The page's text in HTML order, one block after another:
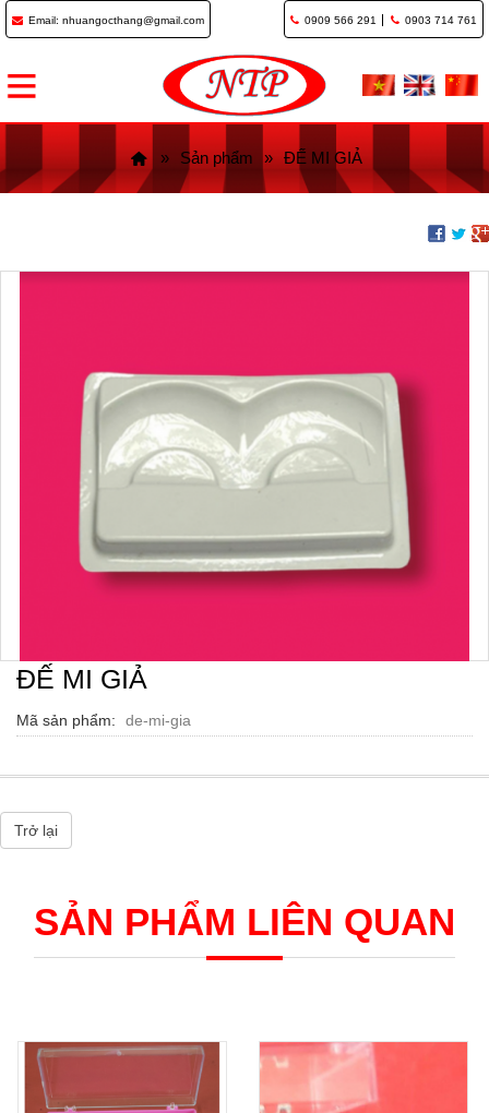
Email: nhuangocthang@gmail.com 0909 566 291 0903 714 761
Sản phẩm ĐẾ MI GIẢ
ĐẾ MI GIẢ
Mã sản phẩm de-mi-gia
Trở lại
SẢN PHẨM LIÊN QUAN